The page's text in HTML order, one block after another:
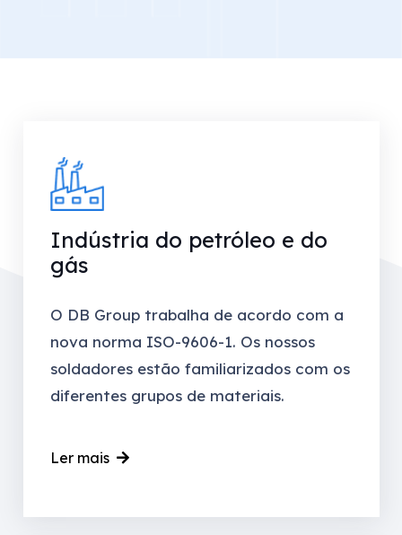
Indústria do petróleo e do
gás
O DB Group trabalha de acordo com a
nova norma ISO-9606-1. Os nossos
soldadores estão familiarizados com os
diferentes grupos de materiais.
Ler mais